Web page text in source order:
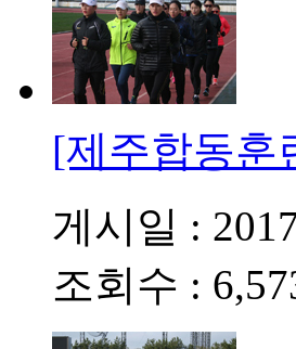
[제주합동훈
게시일 :
조회수 :